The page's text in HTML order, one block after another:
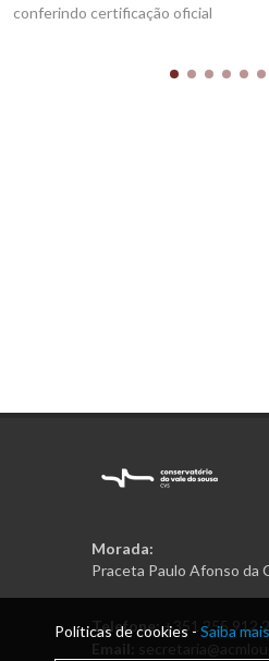
ao abrigo do
Morada:
Praceta Paulo Afonso da
Telefone:+351 255 912
Email:
Políticas de cookies - Saiba